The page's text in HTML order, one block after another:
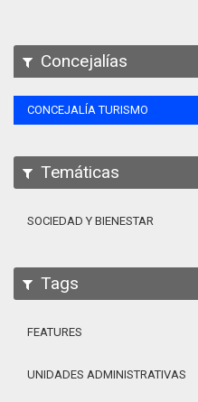
Concejalías
CONCEJALÍA TURISMO
Temáticas
SOCIEDAD Y BIENESTAR
Tags
FEATURES
UNIDADES ADMINISTRATIVAS